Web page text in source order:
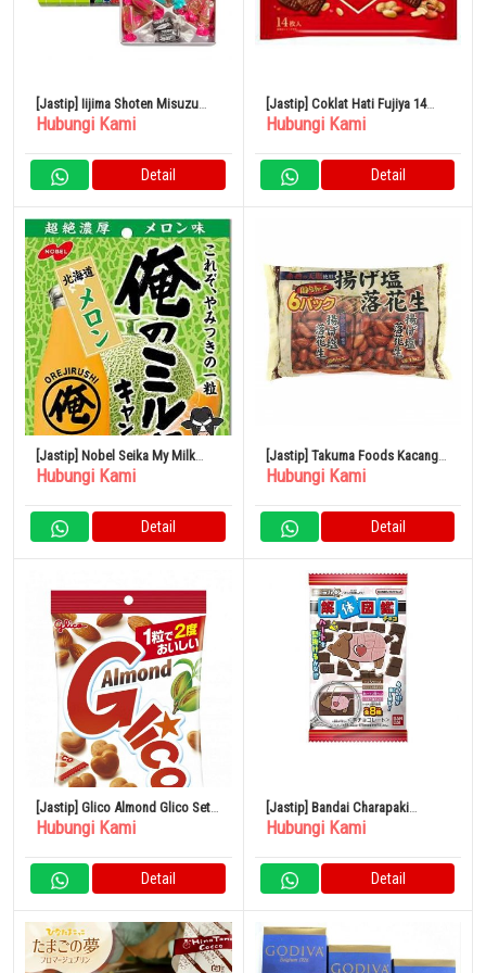
[Jastip] Iijima Shoten Misuzu
Candy Box 460gr 1 Kotak
Hubungi Kami
Detail
[Jastip] Coklat Hati Fujiya 14
Kantong Kacang x 15
Hubungi Kami
Detail
[Jastip] Nobel Seika My Milk
Hokkaido Melon 80g
Hubungi Kami
Detail
[Jastip] Takuma Foods Kacang
Asin Goreng 80 Bungkus
Hubungi Kami
Detail
[Jastip] Glico Almond Glico Set
77 Buah
Hubungi Kami
Detail
[Jastip] Bandai Charapaki
Disassembled Encyclopedia
Hubungi Kami
Detail